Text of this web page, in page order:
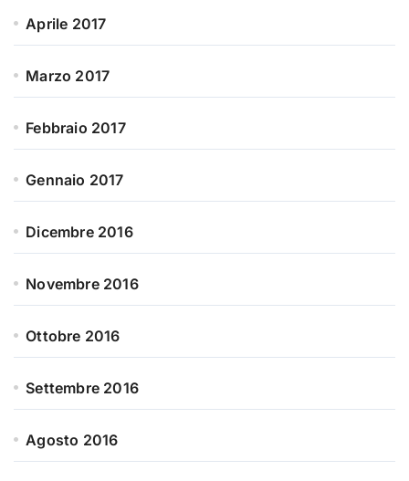
Aprile 2017
Marzo 2017
Febbraio 2017
Gennaio 2017
Dicembre 2016
Novembre 2016
Ottobre 2016
Settembre 2016
Agosto 2016